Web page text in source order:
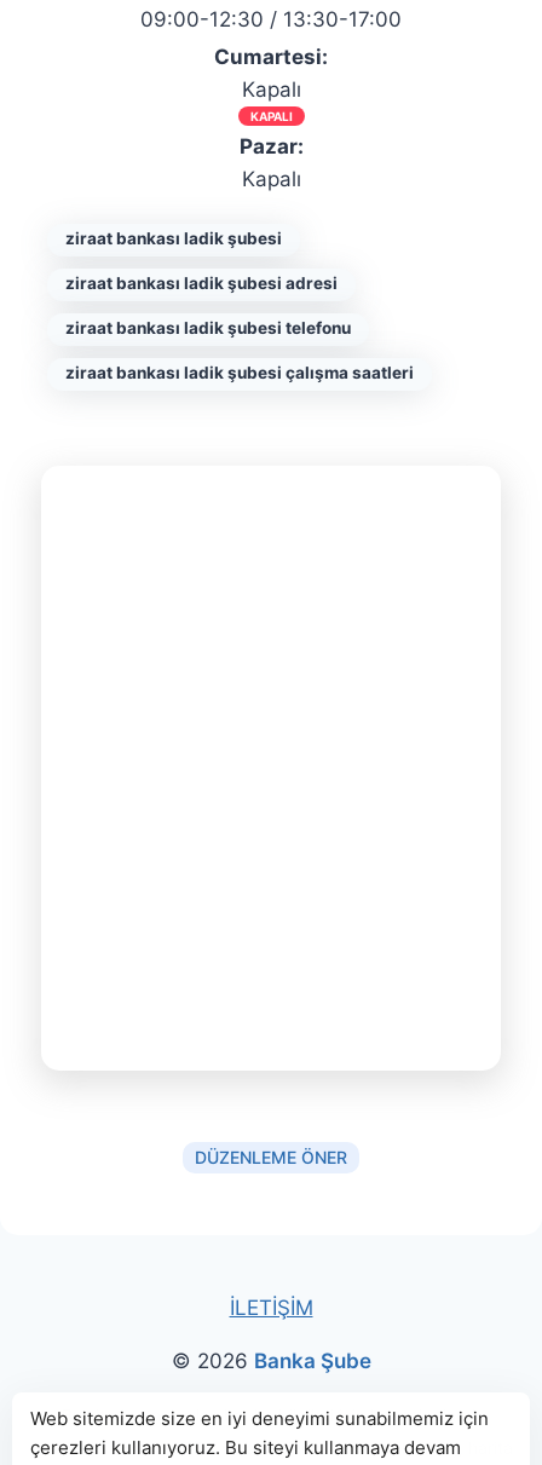
09:00-12:30 / 13:30-17:00
Cumartesi:
Kapalı
KAPALI
Pazar:
Kapalı
ziraat bankası ladik şubesi
ziraat bankası ladik şubesi adresi
ziraat bankası ladik şubesi telefonu
ziraat bankası ladik şubesi çalışma saatleri
DÜZENLEME ÖNER
İLETİŞİM
© 2026 Banka Şube
Bu sitede paylaşılan banka bilgileri için kaynak olarak
genellikle TBBveBDDKweb sitelerinden faydalanılmış, harita
Web sitemizde size en iyi deneyimi sunabilmemiz için
çerezleri kullanıyoruz. Bu siteyi kullanmaya devam